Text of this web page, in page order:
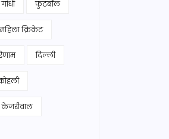
फुटबॉल
क्रिकेट
दिल्ली
केजरीवाल